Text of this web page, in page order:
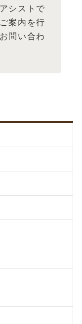
シストで
案内を行
問い合わ